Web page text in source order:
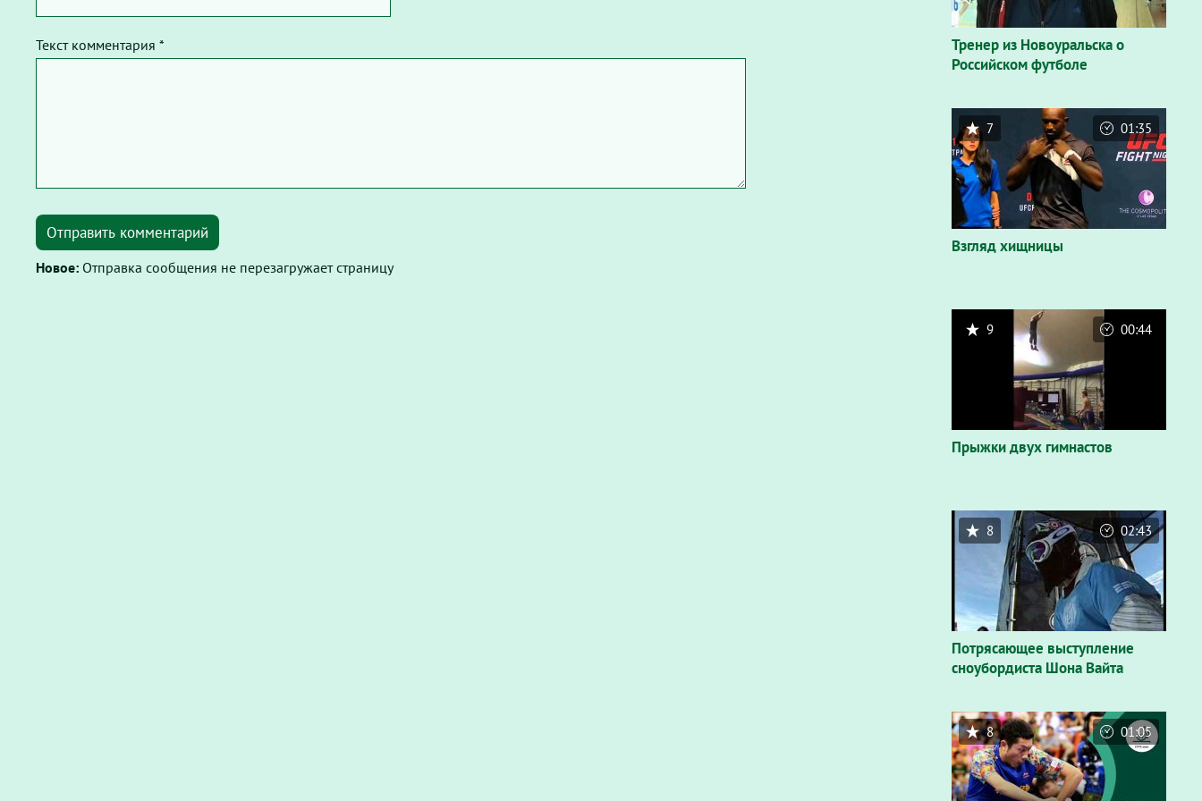
Текст комментария *
Отправить комментарий
Новое: Отправка сообщения не перезагружает страницу
Тренер из Новоуральска о
Российском футболе
Взгляд хищницы
7 01:35
Прыжки двух гимнастов
9 00:44
Потрясающее выступление
сноубордиста Шона Вайта
8 02:43
8 01:05